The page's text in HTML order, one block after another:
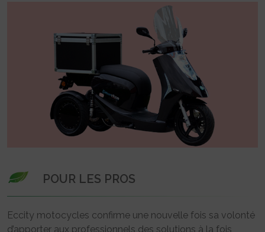
POUR LES PROS
Eccity motocycles confirme une nouvelle fois sa volonté
d’apporter aux professionnels des solutions à la fois